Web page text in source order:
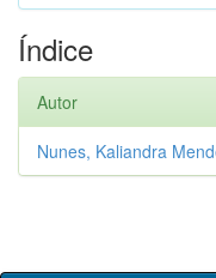
Índice
Autor
Nunes, Kaliandra